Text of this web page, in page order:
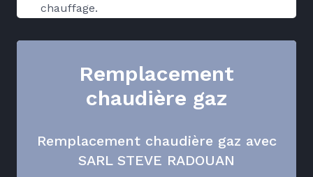
chauffage.
Remplacement
chaudière gaz
Remplacement chaudière gaz avec
SARL STEVE RADOUAN